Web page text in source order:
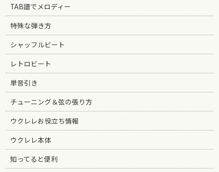
TAB譜でメロディー
特殊な弾き方
シャッフルビート
レトロビート
単音引き
チューニング＆弦の張り方
ウクレレお役立ち情報
ウクレレ本体
知ってると便利